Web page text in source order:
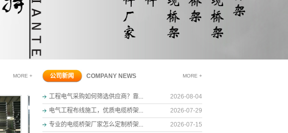
桥架
MORE + 公司新闻 COMPANY NEWS MORE +
工程电气采购如何筛选供应商？靠...
2026-08-04
电气工程布线施工，优质电缆桥架...
2026-07-29
专业的电缆桥架厂家怎么定制桥架...
2026-07-15